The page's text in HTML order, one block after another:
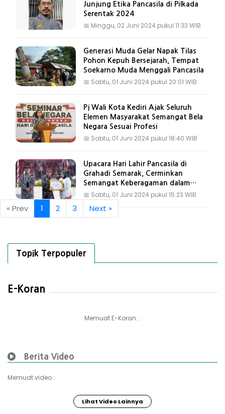
Junjung Etika Pancasila di Pilkada
Serentak 2024
📅 Minggu, 02 Juni 2024 pukul 11:33 WIB
Generasi Muda Gelar Napak Tilas
Pohon Kepuh Bersejarah, Tempat
Soekarno Muda Menggali Pancasila
📅 Sabtu, 01 Juni 2024 pukul 20:01 WIB
Pj Wali Kota Kediri Ajak Seluruh
Elemen Masyarakat Semangat Bela
Negara Sesuai Profesi
📅 Sabtu, 01 Juni 2024 pukul 18:40 WIB
Upacara Hari Lahir Pancasila di
Grahadi Semarak, Cerminkan
Semangat Keberagaman dalam
Persatuan
📅 Sabtu, 01 Juni 2024 pukul 15:23 WIB
« Prev 1 2 3 Next »
Topik Terpopuler
E-Koran
Memuat E-Koran...
Berita Video
Memuat video...
Lihat Video Lainnya